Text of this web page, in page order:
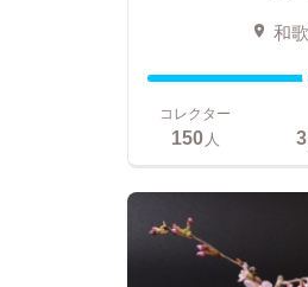
和
コレクター
150 人